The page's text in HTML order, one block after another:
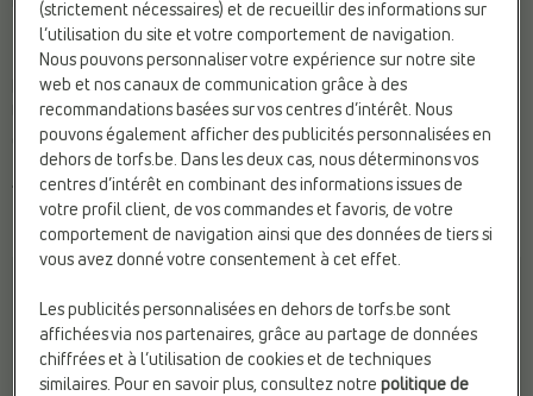
Maintenant que vous connaissez exactement la longueur de vos
pieds en centimètres, vous pouvez consulter le tableau des
tailles New Balance. Attention, il y a un tableau séparé pour les
chaussures femmes, hommes et enfants !
TABLEAU DES TAILLES NEW BALANCE POUR
FEMMES
22,5 cm EU 36
23 cm EU 36.5
(strictement nécessaires) et de recueillir des informations sur
l’utilisation du site et votre comportement de navigation.
Nous pouvons personnaliser votre expérience sur notre site
web et nos canaux de communication grâce à des
recommandations basées sur vos centres d’intérêt. Nous
pouvons également afficher des publicités personnalisées en
dehors de torfs.be. Dans les deux cas, nous déterminons vos
centres d’intérêt en combinant des informations issues de
votre profil client, de vos commandes et favoris, de votre
comportement de navigation ainsi que des données de tiers si
vous avez donné votre consentement à cet effet.
Les publicités personnalisées en dehors de torfs.be sont
affichées via nos partenaires, grâce au partage de données
chiffrées et à l’utilisation de cookies et de techniques
similaires. Pour en savoir plus, consultez notrepolitique de